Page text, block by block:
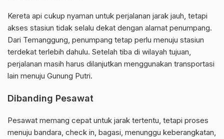
Kereta api cukup nyaman untuk perjalanan jarak jauh, tetapi
akses stasiun tidak selalu dekat dengan alamat penumpang.
Dari Temanggung, penumpang tetap perlu menuju stasiun
terdekat terlebih dahulu. Setelah tiba di wilayah tujuan,
perjalanan masih harus dilanjutkan menggunakan transportasi
lain menuju Gunung Putri.
Dibanding Pesawat
Pesawat memang cepat untuk jarak tertentu, tetapi proses
menuju bandara, check in, bagasi, menunggu keberangkatan,